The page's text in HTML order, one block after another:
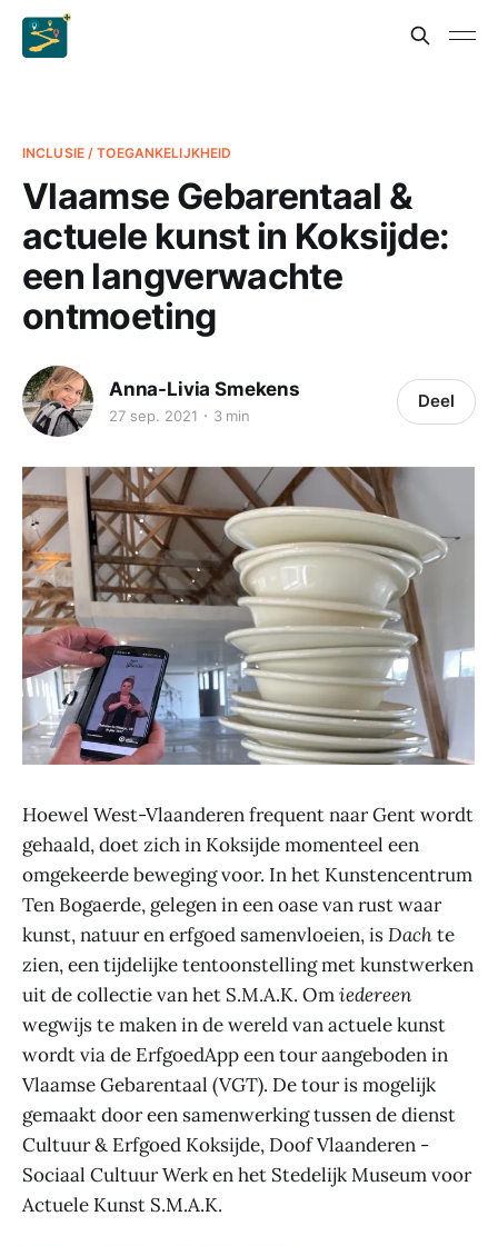
INCLUSIE / TOEGANKELIJKHEID
Vlaamse Gebarentaal &
actuele kunst in Koksijde:
een langverwachte
ontmoeting
Anna-Livia Smekens
27 sep. 2021 3 min
Deel
Hoewel West-Vlaanderen frequent naar Gent wordt
gehaald, doet zich in Koksijde momenteel een
omgekeerde beweging voor. In het Kunstencentrum
Ten Bogaerde, gelegen in een oase van rust waar
kunst, natuur en erfgoed samenvloeien, isDachte
zien, een tijdelijke tentoonstelling met kunstwerken
uit de collectie van het S.M.A.K. Omiedereen
wegwijs te maken in de wereld van actuele kunst
wordt via de ErfgoedApp een tour aangeboden in
Vlaamse Gebarentaal (VGT). De tour is mogelijk
gemaakt door een samenwerking tussen de dienst
Cultuur & Erfgoed Koksijde, Doof Vlaanderen -
Sociaal Cultuur Werk en het Stedelijk Museum voor
Actuele Kunst S.M.A.K.